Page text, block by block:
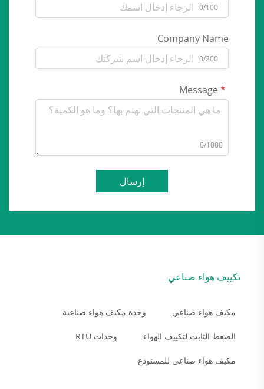
0/100
Company Name
0/200
0/1000
إرسال
تكييف هواء صناعي
مكيف هواء صناعي وحدة مكيف هواء صناعية
الضغط الثابت لتكييف الهواء وحدات RTU
مكيف هواء صناعي للمستودع